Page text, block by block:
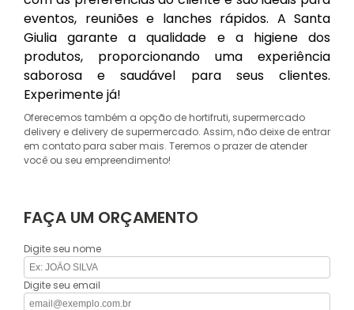
eventos, reuniões e lanches rápidos. A Santa
Giulia garante a qualidade e a higiene dos
produtos, proporcionando uma experiência
saborosa e saudável para seus clientes.
Experimente já!
Oferecemos também a opção de hortifruti, supermercado
delivery e delivery de supermercado. Assim, não deixe de entrar
em contato para saber mais. Teremos o prazer de atender
você ou seu empreendimento!
FAÇA UM ORÇAMENTO
Digite seu nome
Digite seu email